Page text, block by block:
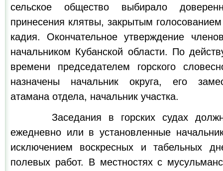
сельское общество выбирало
принесения клятвы, закрытым
кадия. Окончательное утверждение
начальником Кубанской области. По
времени председателем горского
назначены начальник округа, его
атамана отдела, начальник участка.
Заседания в горских судах
ежедневно или в установленные
исключением воскресных и табельных
полевых работ. В местностях с